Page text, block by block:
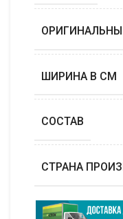
ШИРИНА В СМ
СОСТАВ
СТРАНА